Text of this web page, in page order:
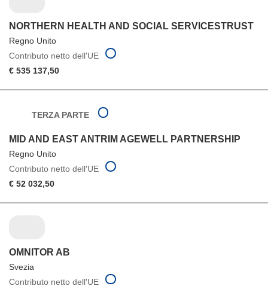
NORTHERN HEALTH AND SOCIAL SERVICESTRUST
Regno Unito
Contributo netto dell'UE
€ 535 137,50
TERZA PARTE
MID AND EAST ANTRIM AGEWELL PARTNERSHIP
Regno Unito
Contributo netto dell'UE
€ 52 032,50
OMNITOR AB
Svezia
Contributo netto dell'UE